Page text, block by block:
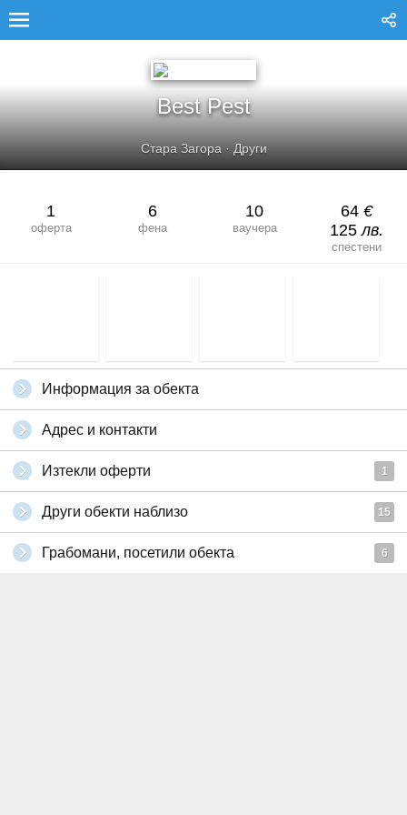
Best Pest
Стара Загора· Други
1
оферта
6
фена
10
ваучера
64 €
125лв.
спестени
Информация за обекта
Адрес и контакти
Изтекли оферти 1
Други обекти наблизо 15
Грабомани, посетили обекта 6